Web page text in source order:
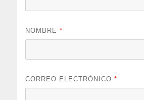
NOMBRE*
CORREO ELECTRÓNICO*